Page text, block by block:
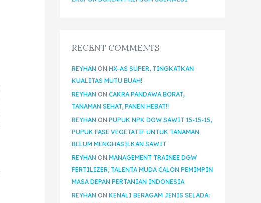
RECENT COMMENTS
REYHAN ON HX-AS SUPER, TINGKATKAN
KUALITAS MUTU BUAH!
REYHAN ON CAKRA PANDAWA BORAT,
TANAMAN SEHAT, PANEN HEBAT!!
REYHAN ON PUPUK NPK DGW SAWIT 15-15-15,
PUPUK FASE VEGETATIF UNTUK TANAMAN
BELUM MENGHASILKAN SAWIT
REYHAN ON MANAGEMENT TRAINEE DGW
FERTILIZER, TALENTA MUDA CALON PEMIMPIN
MASA DEPAN PERTANIAN INDONESIA
REYHAN ON KENALI BERAGAM JENIS SELADA: